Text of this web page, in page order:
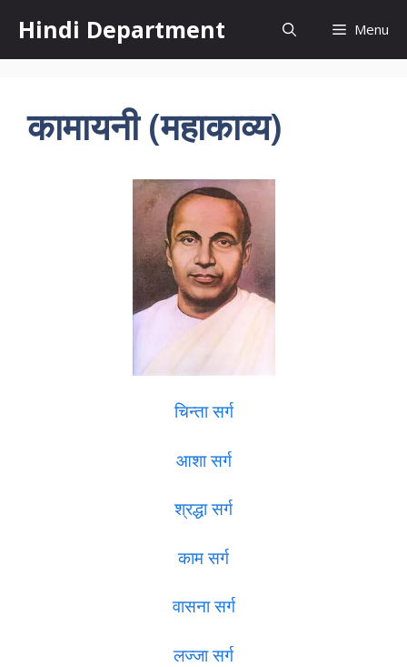
content
Hindi Department Menu
कामायनी (महाकाव्य)
चिन्ता सर्ग
आशा सर्ग
श्रद्धा सर्ग
काम सर्ग
वासना सर्ग
लज्जा सर्ग